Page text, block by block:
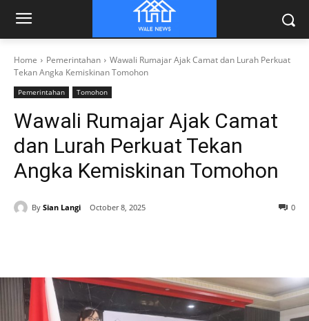
Home Pemerintahan
Wawali Rumajar Ajak Camat dan Lurah Perkuat
Tekan Angka Kemiskinan Tomohon
Pemerintahan Tomohon
Wawali Rumajar Ajak Camat
dan Lurah Perkuat Tekan
Angka Kemiskinan Tomohon
By Sian Langi October 8, 2025 0